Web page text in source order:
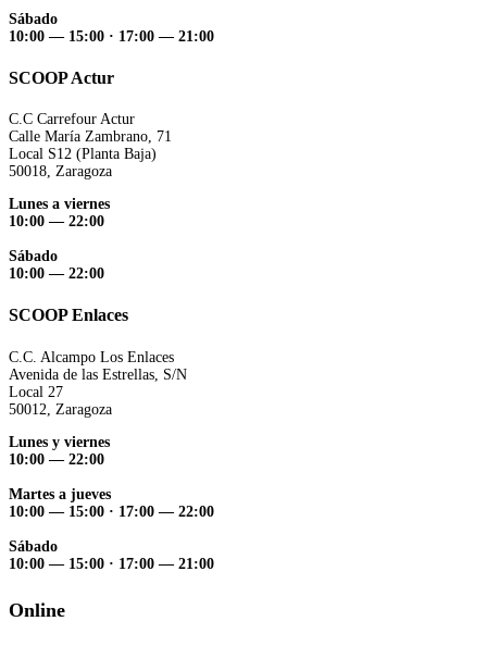
Sábado
10:00 — 15:00 · 17:00 — 21:00
SCOOP Actur
C.C Carrefour Actur
Calle María Zambrano, 71
Local S12 (Planta Baja)
50018, Zaragoza
Lunes a viernes
10:00 — 22:00
Sábado
10:00 — 22:00
SCOOP Enlaces
C.C. Alcampo Los Enlaces
Avenida de las Estrellas, S/N
Local 27
50012, Zaragoza
Lunes y viernes
10:00 — 22:00
Martes a jueves
10:00 — 15:00 · 17:00 — 22:00
Sábado
10:00 — 15:00 · 17:00 — 21:00
Online